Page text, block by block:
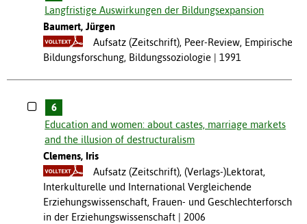
Langfristige Auswirkungen der Bildungsexpansion
Baumert, Jürgen
Aufsatz (Zeitschrift), Peer-Review, Empirische
Bildungsforschung, Bildungssoziologie
1991
6
Education and women: about castes, marriage markets
and the illusion of destructuralism
Clemens, Iris
Aufsatz (Zeitschrift), (Verlags-)Lektorat,
Interkulturelle und International Vergleichende
Erziehungswissenschaft, Frauen- und
in der Erziehungswissenschaft
2006